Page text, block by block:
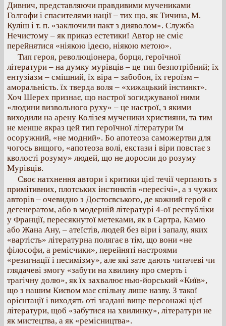
Дивнич, представляючи правдивими мучениками
Голгофи і спасителями нації – тих що, як Тичина, М.
Куліш і т. п. «заключили пакт з дияволом». Служба
Нечистому – як приказ естетики! Автор не сміє
перейнятися «ніякою ідеєю, ніякою метою».
Тип героя, революціонера, борця, героїчної
літератури – на думку мурівців – це тип безпотрібний; їх
ентузіазм – смішний, їх віра – забобон, їх героїзм –
аморальність. їх тверда воля – «хижацький інстинкт».
Хоч Шерех признає, що настрої зогиджуваної ними
«людини визвольного руху» – це настрої, з якими
виходили на арену Колізея мученики християни, та тим
не менше якраз цей тип героїчної літератури їм
осоружний, «не модний». Бо апотеоза саможертви для
чогось вищого, «апотеоза волі, екстази і віри повстає з
кволості розуму» людей, що не доросли до розуму
Мурівців.
Своє натхнення автори і критики цієї течії черпають з
примітивних, плотських інстинктів «пересічі», а з чужих
авторів – очевидно з Достоєвського, де кожний герой є
дегенератом, або в модерній літературі 4-ої республіки
у Франції, пересякнутої метеками, як в Сартра, Камю
або Жана Ану, – атеїстів, людей без віри і запалу, яких
«вартість» літературна полягає в тім, що вони «не
філософи, а ремісчики», перейняті настроями
«резигнації і песимізму», але які зате дають читачеві чи
глядачеві змогу «забути на хвилину про смерть і
трагічну долю», як їх захвалює нью-йорський «Київ»,
що з нашим Києвом має спільну лише назву. З такої
орієнтації і виходять оті згадані вище персонажі цієї
літератури, щоб «забутися на хвилинку», літератури не
як мистецтва, а як «ремісництва».